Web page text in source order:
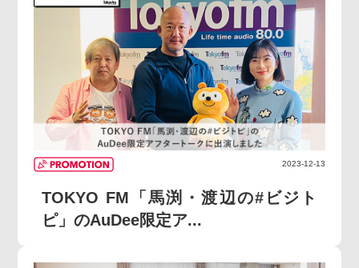
2023-12-13
TOKYO FM「馬渕・渡辺の#ビジト
ピ」のAuDee限定ア...